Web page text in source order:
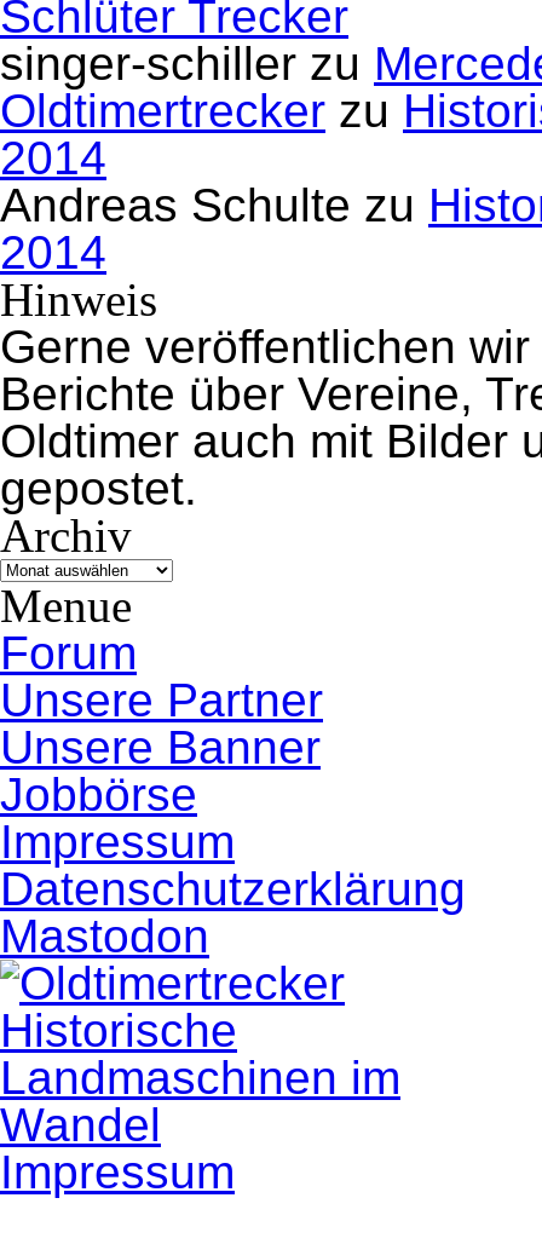
Schlüter Trecker
singer-schiller zu
Oldtimertrecker zu
2014
Andreas Schulte zu
2014
Hinweis
Gerne veröffentlichen
Berichte über Vereine,
Oldtimer auch mit Bilder
gepostet.
Archiv
Archiv
Menue
Forum
Unsere Partner
Unsere Banner
Jobbörse
Impressum
Datenschutzerklärung
Mastodon
Impressum